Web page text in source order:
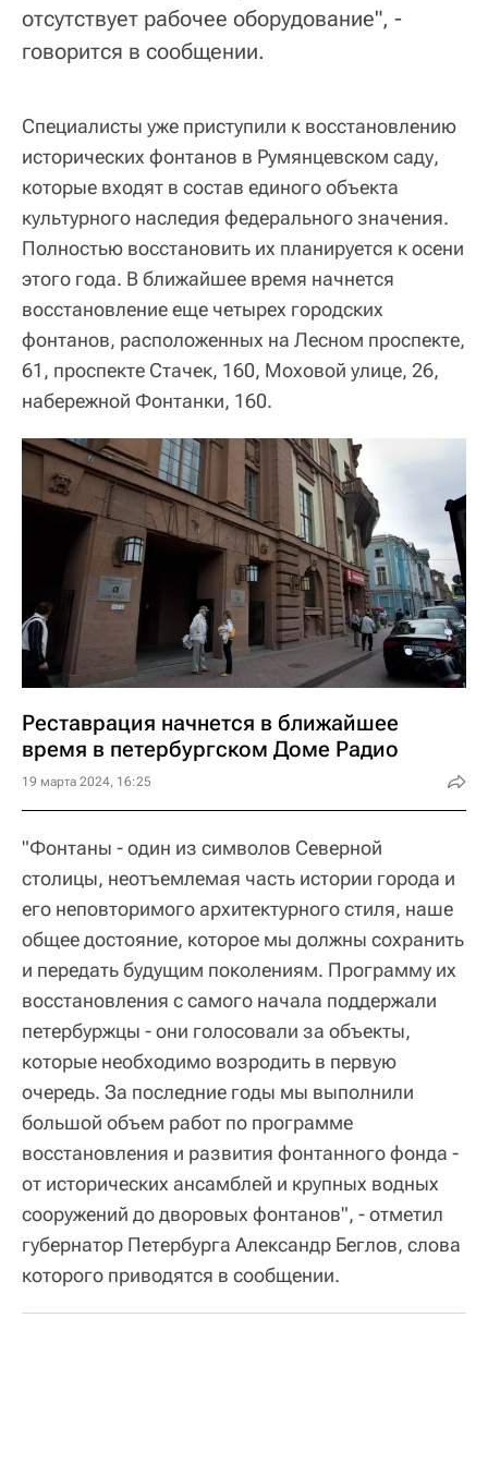
отсутствует рабочее оборудование", -
говорится в сообщении.
Специалисты уже приступили к восстановлению
исторических фонтанов в Румянцевском саду,
которые входят в состав единого объекта
культурного наследия федерального значения.
Полностью восстановить их планируется к осени
этого года. В ближайшее время начнется
восстановление еще четырех городских
фонтанов, расположенных на Лесном проспекте,
61, проспекте Стачек, 160, Моховой улице, 26,
набережной Фонтанки, 160.
Реставрация начнется в ближайшее
время в петербургском Доме Радио
19 марта 2024, 16:25
"Фонтаны - один из символов Северной
столицы, неотъемлемая часть истории города и
его неповторимого архитектурного стиля, наше
общее достояние, которое мы должны сохранить
и передать будущим поколениям. Программу их
восстановления с самого начала поддержали
петербуржцы - они голосовали за объекты,
которые необходимо возродить в первую
очередь. За последние годы мы выполнили
большой объем работ по программе
восстановления и развития фонтанного фонда -
от исторических ансамблей и крупных водных
сооружений до дворовых фонтанов", - отметил
губернатор Петербурга Александр Беглов, слова
которого приводятся в сообщении.